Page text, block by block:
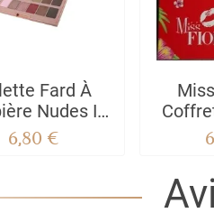
Fard À
Nudes In
The City
6,80 €